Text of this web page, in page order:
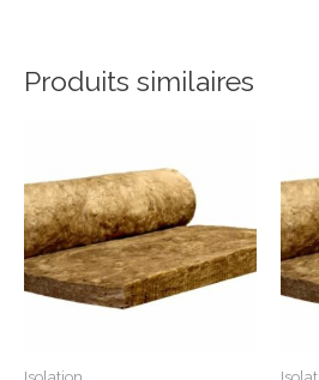
Produits similaires